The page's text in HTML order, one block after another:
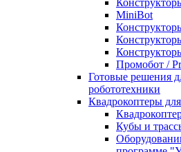
MiniBot
Промобот /
Готовые решения
робототехники
Квадрокоптеры
Кубы и